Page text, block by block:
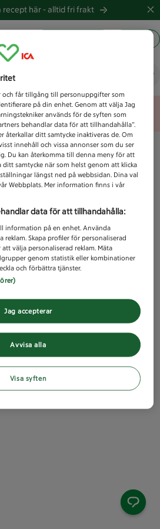
recept här -alltid fri frakt
idag?
error
och får tillgång till personuppgifter som
på din enhet. Genom att välja Jag
används för de syften som
behandlar data för att tillhandahålla”.
återkallar ditt samtycke inaktiveras de. Om
innehåll och vissa annonser som du ser
Du kan återkomma till denna meny för att
samtycke när som helst genom att klicka
längst ned på webbsidan. Dina val
Webbplats. Mer information finns i vår
data för att tillhandahålla:
information på en enhet. Använda
reklam. Skapa profiler för personaliserad
välja personaliserad reklam. Mäta
genom statistik eller kombinationer
och förbättra tjänster.
Avvisa alla
Jag accepterar
Visa syften